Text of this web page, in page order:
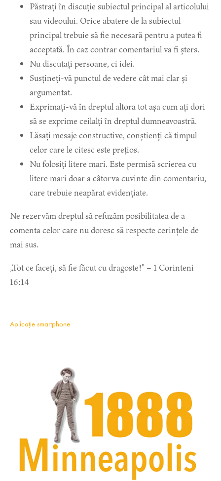
Păstrați în discuție subiectul principal al articolului
sau videoului. Orice abatere de la subiectul
principal trebuie să fie necesară pentru a putea fi
acceptată. În caz contrar comentariul va fi șters.
Nu discutați persoane, ci idei.
Susțineți-vă punctul de vedere cât mai clar și
argumentat.
Exprimați-vă în dreptul altora tot așa cum ați dori
să se exprime ceilalți în dreptul dumneavoastră.
Lăsați mesaje constructive, conștienți că timpul
celor care le citesc este prețios.
Nu folosiți litere mari. Este permisă scrierea cu
litere mari doar a câtorva cuvinte din comentariu,
care trebuie neapărat evidențiate.
Ne rezervăm dreptul să refuzăm posibilitatea de a
comenta celor care nu doresc să respecte cerințele de
mai sus.
„Tot ce faceți, să fie făcut cu dragoste!" – 1 Corinteni
16:14
Aplicație smartphone